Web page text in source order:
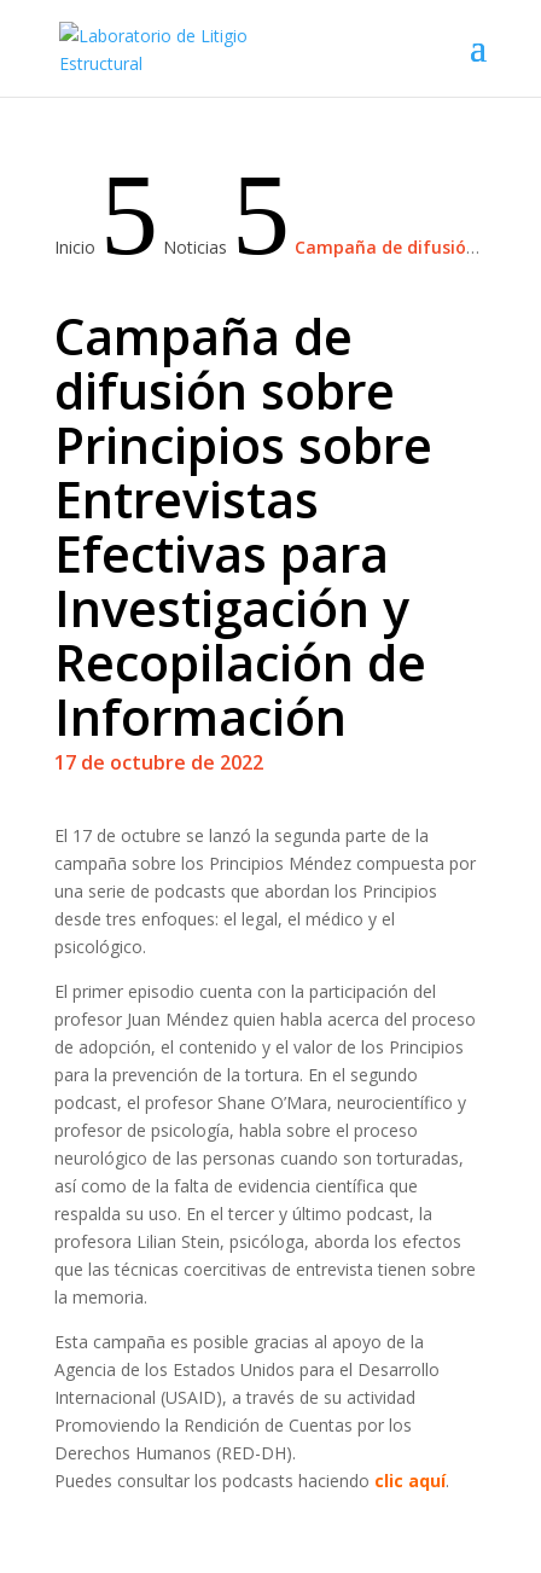
Inicio 5 Noticias 5 Campaña de difusión sobre Principios sobre Entrevistas Efectivas para Investigación y Recopilación de Información
Campaña de
difusión sobre
Principios sobre
Entrevistas
Efectivas para
Investigación y
Recopilación de
Información
17 de octubre de 2022
El 17 de octubre se lanzó la segunda parte de la
campaña sobre los Principios Méndez compuesta por
una serie de podcasts que abordan los Principios
desde tres enfoques: el legal, el médico y el
psicológico.
El primer episodio cuenta con la participación del
profesor Juan Méndez quien habla acerca del proceso
de adopción, el contenido y el valor de los Principios
para la prevención de la tortura. En el segundo
podcast, el profesor Shane O’Mara, neurocientífico y
profesor de psicología, habla sobre el proceso
neurológico de las personas cuando son torturadas,
así como de la falta de evidencia científica que
respalda su uso. En el tercer y último podcast, la
profesora Lilian Stein, psicóloga, aborda los efectos
que las técnicas coercitivas de entrevista tienen sobre
la memoria.
Esta campaña es posible gracias al apoyo de la
Agencia de los Estados Unidos para el Desarrollo
Internacional (USAID), a través de su actividad
Promoviendo la Rendición de Cuentas por los
Derechos Humanos (RED-DH).
Puedes consultar los podcasts haciendo clic aquí.